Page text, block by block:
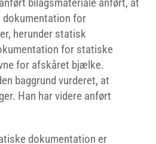
dokumentation for
herunder statisk
for statiske
for afskåret bjælke.
baggrund vurderet, at
Han har videre anført
dokumentation er